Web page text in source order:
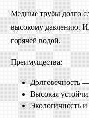
Медные трубы долго
высокому давлению.
горячей водой.
Преимущества:
Долговечность
Высокая
Экологичность и